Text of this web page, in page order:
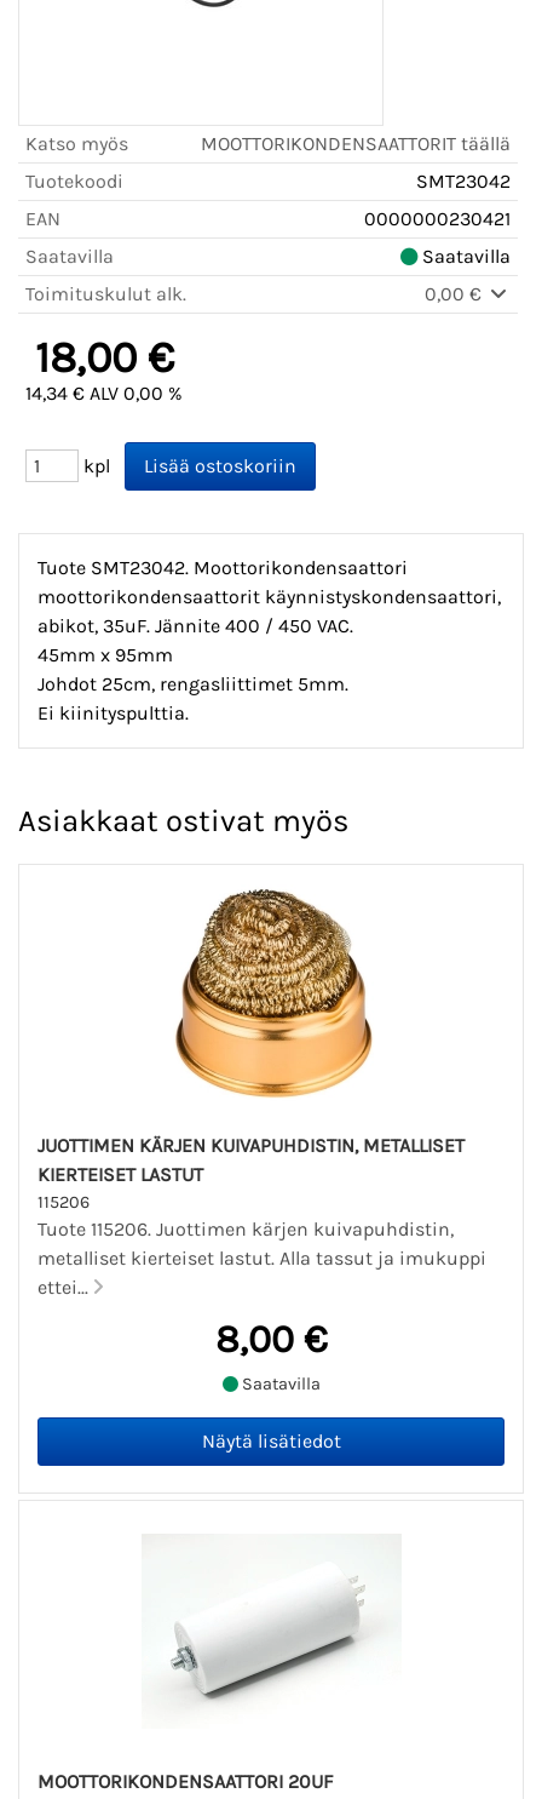
Katso myös
MOOTTORIKONDENSAATTORIT täällä
Tuotekoodi
SMT23042
EAN
0000000230421
Saatavilla
Saatavilla
Toimituskulut alk.
0,00 €
18,00 €
14,34 € ALV 0,00 %
kpl
Tuote SMT23042. Moottorikondensaattori
moottorikondensaattorit käynnistyskondensaattori,
abikot, 35uF. Jännite 400 / 450 VAC.
45mm x 95mm
Johdot 25cm, rengasliittimet 5mm.
Ei kiinityspulttia.
Asiakkaat ostivat myös
JUOTTIMEN KÄRJEN KUIVAPUHDISTIN, METALLISET
KIERTEISET LASTUT
115206
Tuote 115206. Juottimen kärjen kuivapuhdistin,
metalliset kierteiset lastut. Alla tassut ja imukuppi
ettei...
8,00 €
Saatavilla
MOOTTORIKONDENSAATTORI 20UF